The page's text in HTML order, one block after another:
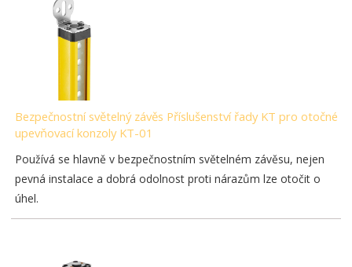
Bezpečnostní světelný závěs Příslušenství řady KT pro otočné
upevňovací konzoly KT-01
Používá se hlavně v bezpečnostním světelném závěsu, nejen
pevná instalace a dobrá odolnost proti nárazům lze otočit o
úhel.